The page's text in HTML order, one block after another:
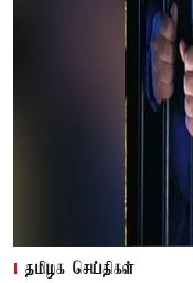
தமிழக செய்திகள்